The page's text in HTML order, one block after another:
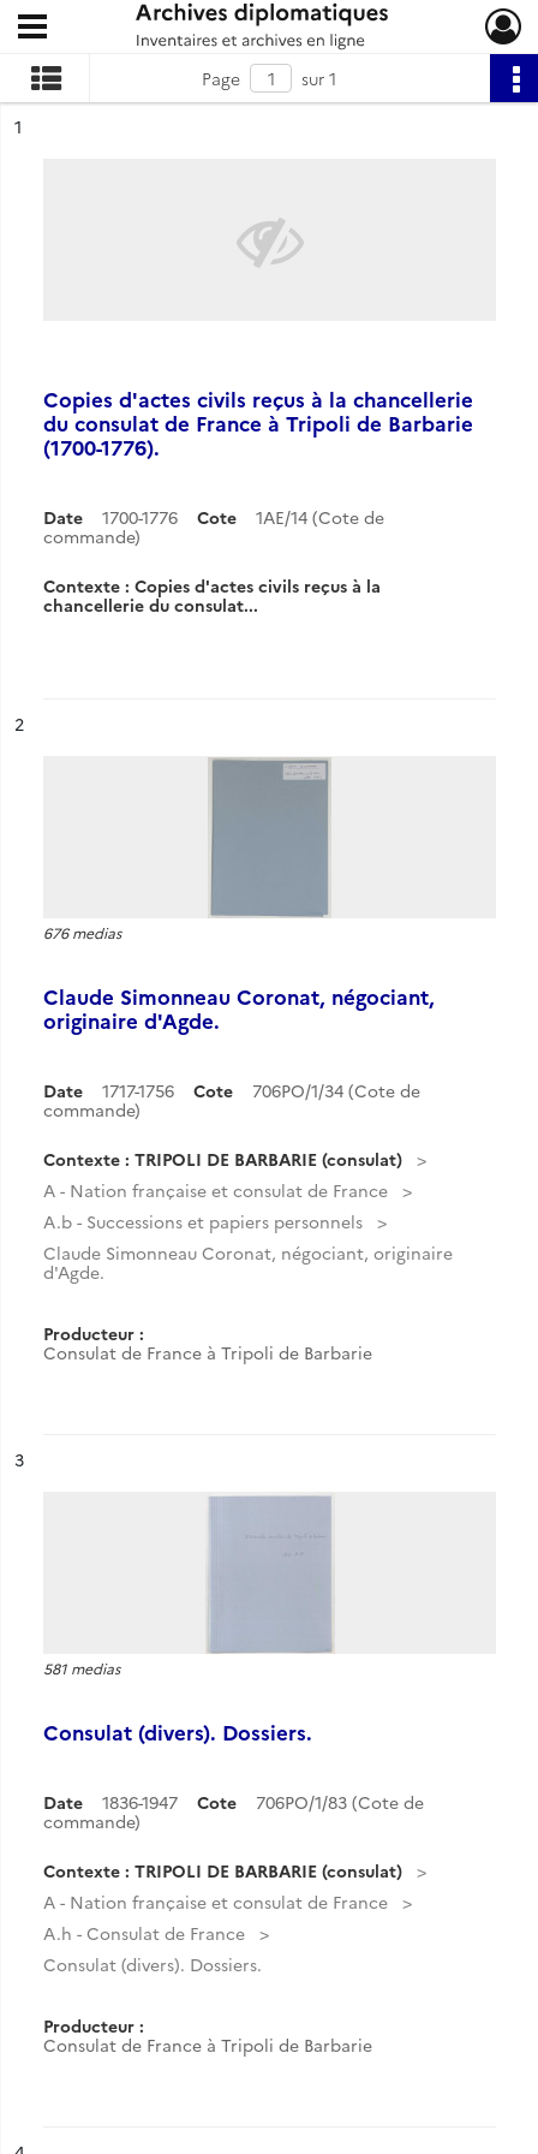
Archives diplomatiques
Ouvrir le menu déroulant
Page
sur 1
n°
1
Copies d'actes civils reçus à la chancellerie
du consulat de France à Tripoli de Barbarie
(1700-1776).
Date 1700-1776 Cote
1AE/14 (Cote de
commande)
Contexte : Copies d'actes civils reçus à la
chancellerie du consulat...
n°
2
676 medias
Claude Simonneau Coronat, négociant,
originaire d'Agde.
Date 1717-1756 Cote
706PO/1/34 (Cote de
commande)
Contexte : TRIPOLI DE BARBARIE (consulat)
A - Nation française et consulat de France
A.b - Successions et papiers personnels
Claude Simonneau Coronat, négociant, originaire
d'Agde.
Producteur :
Consulat de France à Tripoli de Barbarie
n°
3
581 medias
Consulat (divers). Dossiers.
Date 1836-1947 Cote
706PO/1/83 (Cote de
commande)
Contexte : TRIPOLI DE BARBARIE (consulat)
A - Nation française et consulat de France
A.h - Consulat de France
Consulat (divers). Dossiers.
Producteur :
Consulat de France à Tripoli de Barbarie